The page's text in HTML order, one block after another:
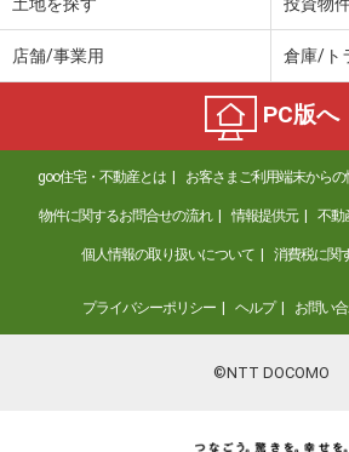
店舗/事業用 倉庫/ト
PC版へ
goo住宅・不動産とは お客さまご利用端末から
物件に関するお問合せの流れ 情報提供元 不動
個人情報の取り扱いについて 消費税に関
プライバシーポリシー ヘルプ お問い
©NTT DOCOMO